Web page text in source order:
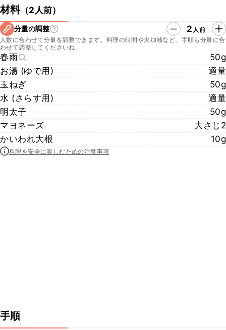
材料（2人前）
分量の調整 2 人前
人数に合わせて分量を調整できます。料理の時間や火加減など、手順も分量に合
わせて調整してくださいね。
春雨
50g
お湯 (ゆで用)
適量
玉ねぎ
50g
水 (さらす用)
適量
明太子
50g
マヨネーズ
大さじ2
かいわれ大根
10g
料理を安全に楽しむための注意事項
手順